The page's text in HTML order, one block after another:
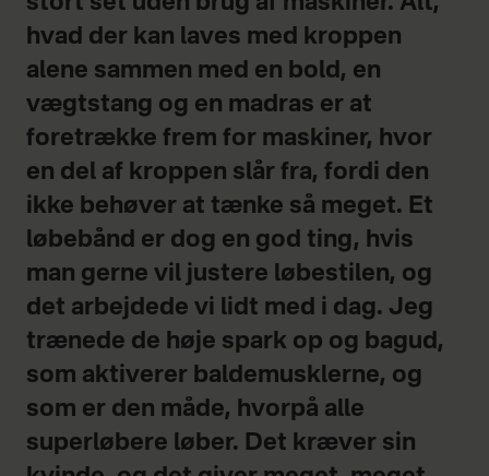
hvad der kan laves med kroppen
alene sammen med en bold, en
vægtstang og en madras er at
foretrække frem for maskiner, hvor
en del af kroppen slår fra, fordi den
ikke behøver at tænke så meget. Et
løbebånd er dog en god ting, hvis
man gerne vil justere løbestilen, og
det arbejdede vi lidt med i dag. Jeg
trænede de høje spark op og bagud,
som aktiverer baldemusklerne, og
som er den måde, hvorpå alle
superløbere løber. Det kræver sin